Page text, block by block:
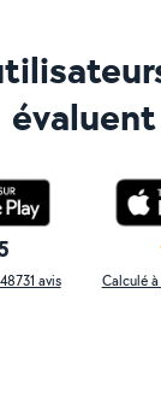
évaluent
avis Calculé